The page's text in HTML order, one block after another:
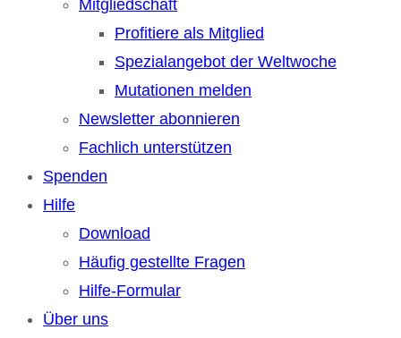
Mitgliedschaft
Profitiere als Mitglied
Spezialangebot der Weltwoche
Mutationen melden
Newsletter abonnieren
Fachlich unterstützen
Spenden
Hilfe
Download
Häufig gestellte Fragen
Hilfe-Formular
Über uns